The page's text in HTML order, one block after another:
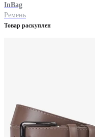
InBag
Ремень
Товар раскуплен